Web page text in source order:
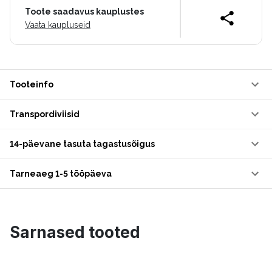
Toote saadavus kauplustes
Vaata kaupluseid
Tooteinfo
Transpordiviisid
14-päevane tasuta tagastusõigus
Tarneaeg 1-5 tööpäeva
Sarnased tooted